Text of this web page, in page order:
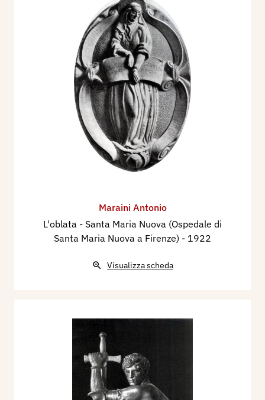
Maraini Antonio
L'oblata - Santa Maria Nuova (Ospedale di
Santa Maria Nuova a Firenze) - 1922
Visualizza scheda